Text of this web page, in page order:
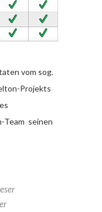
vom sog.
Projekts
Team seinen